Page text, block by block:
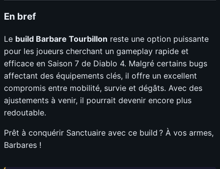
En bref
Le build Barbare Tourbillon reste une option puissante
pour les joueurs cherchant un gameplay rapide et
efficace en Saison 7 de Diablo 4. Malgré certains bugs
affectant des équipements clés, il offre un excellent
compromis entre mobilité, survie et dégâts. Avec des
ajustements à venir, il pourrait devenir encore plus
redoutable.
Prêt à conquérir Sanctuaire avec ce build ? À vos armes,
Barbares !